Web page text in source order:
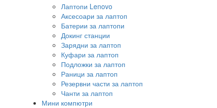
Лаптопи Lenovo
Аксесоари за лаптоп
Батерии за лаптопи
Докинг станции
Зарядни за лаптоп
Куфари за лаптоп
Подложки за лаптоп
Раници за лаптоп
Резервни части за лаптоп
Чанти за лаптоп
Мини компютри